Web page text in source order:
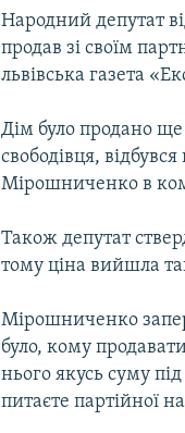
Народний депутат
продав зі своїм
львівська газета
Дім було продано
свободівця,
Мірошниченко в
Також депутат
тому ціна вийшла
Мірошниченко
було, кому
нього якусь суму
питаєте партійної